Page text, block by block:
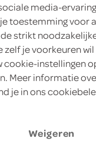
rode puntpaprika's
2 Stuks
media-
toestemming voor
de strikt
je voorkeuren
cookie-instellingen
Meer informatie
je in ons
Weigeren